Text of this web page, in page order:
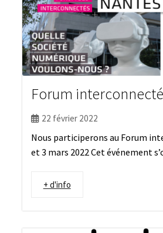
Forum interconnecté
22 février 2022
Nous participerons au Forum
et 3 mars 2022 Cet événement
+ d'info